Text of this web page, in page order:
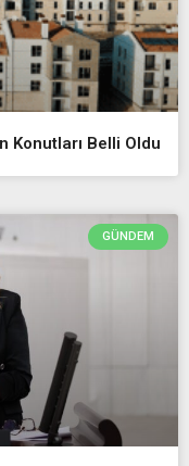
Konutları Belli Oldu
GÜNDEM